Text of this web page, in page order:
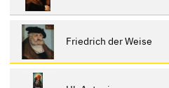
Friedrich der Weise